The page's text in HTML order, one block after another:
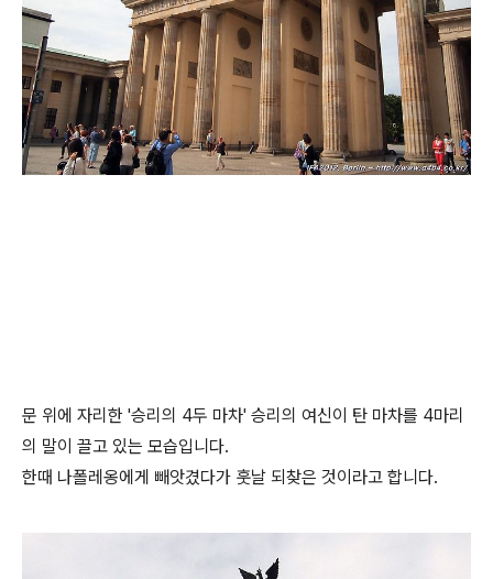
문 위에 자리한 '승리의 4두 마차' 승리의 여신이 탄 마차를 4마리
의 말이 끌고 있는 모습입니다.
한때 나폴레옹에게 빼앗겼다가 훗날 되찾은 것이라고 합니다.